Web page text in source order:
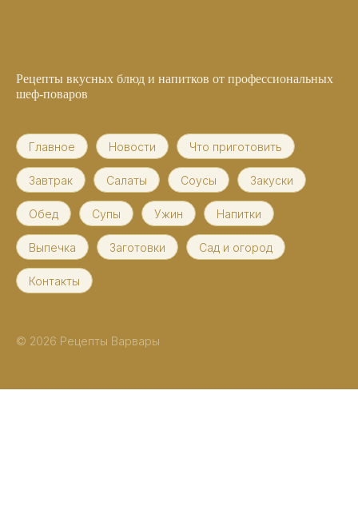
Рецепты вкусных блюд и напитков от профессиональных
шеф-поваров
Главное Новости Что приготовить
Завтрак Салаты Соусы Закуски
Обед Супы Ужин Напитки
Выпечка Заготовки Сад и огород
Контакты
© 2026 Рецепты Варвары